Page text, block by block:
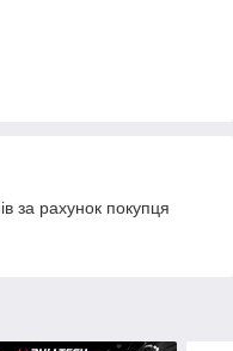
за рахунок покупця